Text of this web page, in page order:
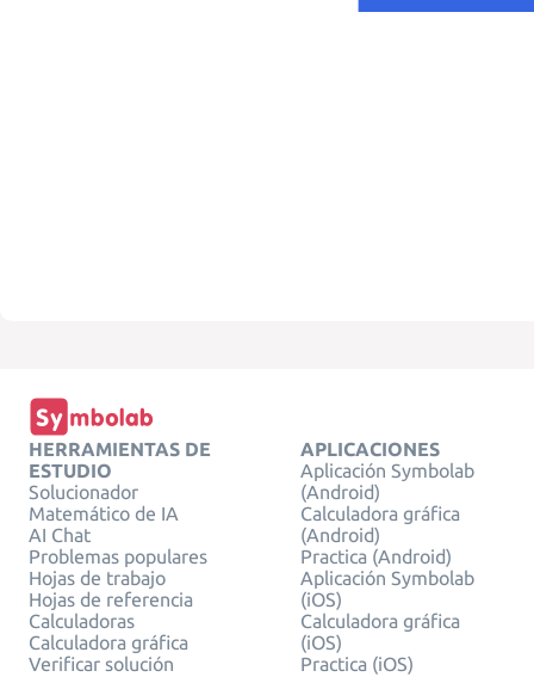
HERRAMIENTAS DE
ESTUDIO
Solucionador
Matemático de IA
AI Chat
Problemas populares
Hojas de trabajo
Hojas de referencia
Calculadoras
Calculadora gráfica
Verificar solución
APLICACIONES
Aplicación Symbolab
(Android)
Calculadora gráfica
(Android)
Practica (Android)
Aplicación Symbolab
(iOS)
Calculadora gráfica
(iOS)
Practica (iOS)